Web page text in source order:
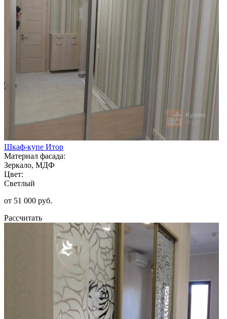
Шкаф-купе Итор
Материал фасада:
Зеркало, МДФ
Цвет:
Светлый
от 51 000 руб.
Рассчитать